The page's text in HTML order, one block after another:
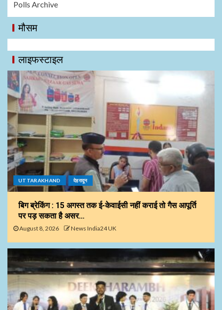
Polls Archive
मौसम
लाइफस्टाइल
UTTARAKHAND देहरादून
बिग ब्रेकिंग : 15 अगस्त तक ई-केवाईसी नहीं कराई तो गैस आपूर्ति
पर पड़ सकता है असर…
August 8, 2026 News India24 UK